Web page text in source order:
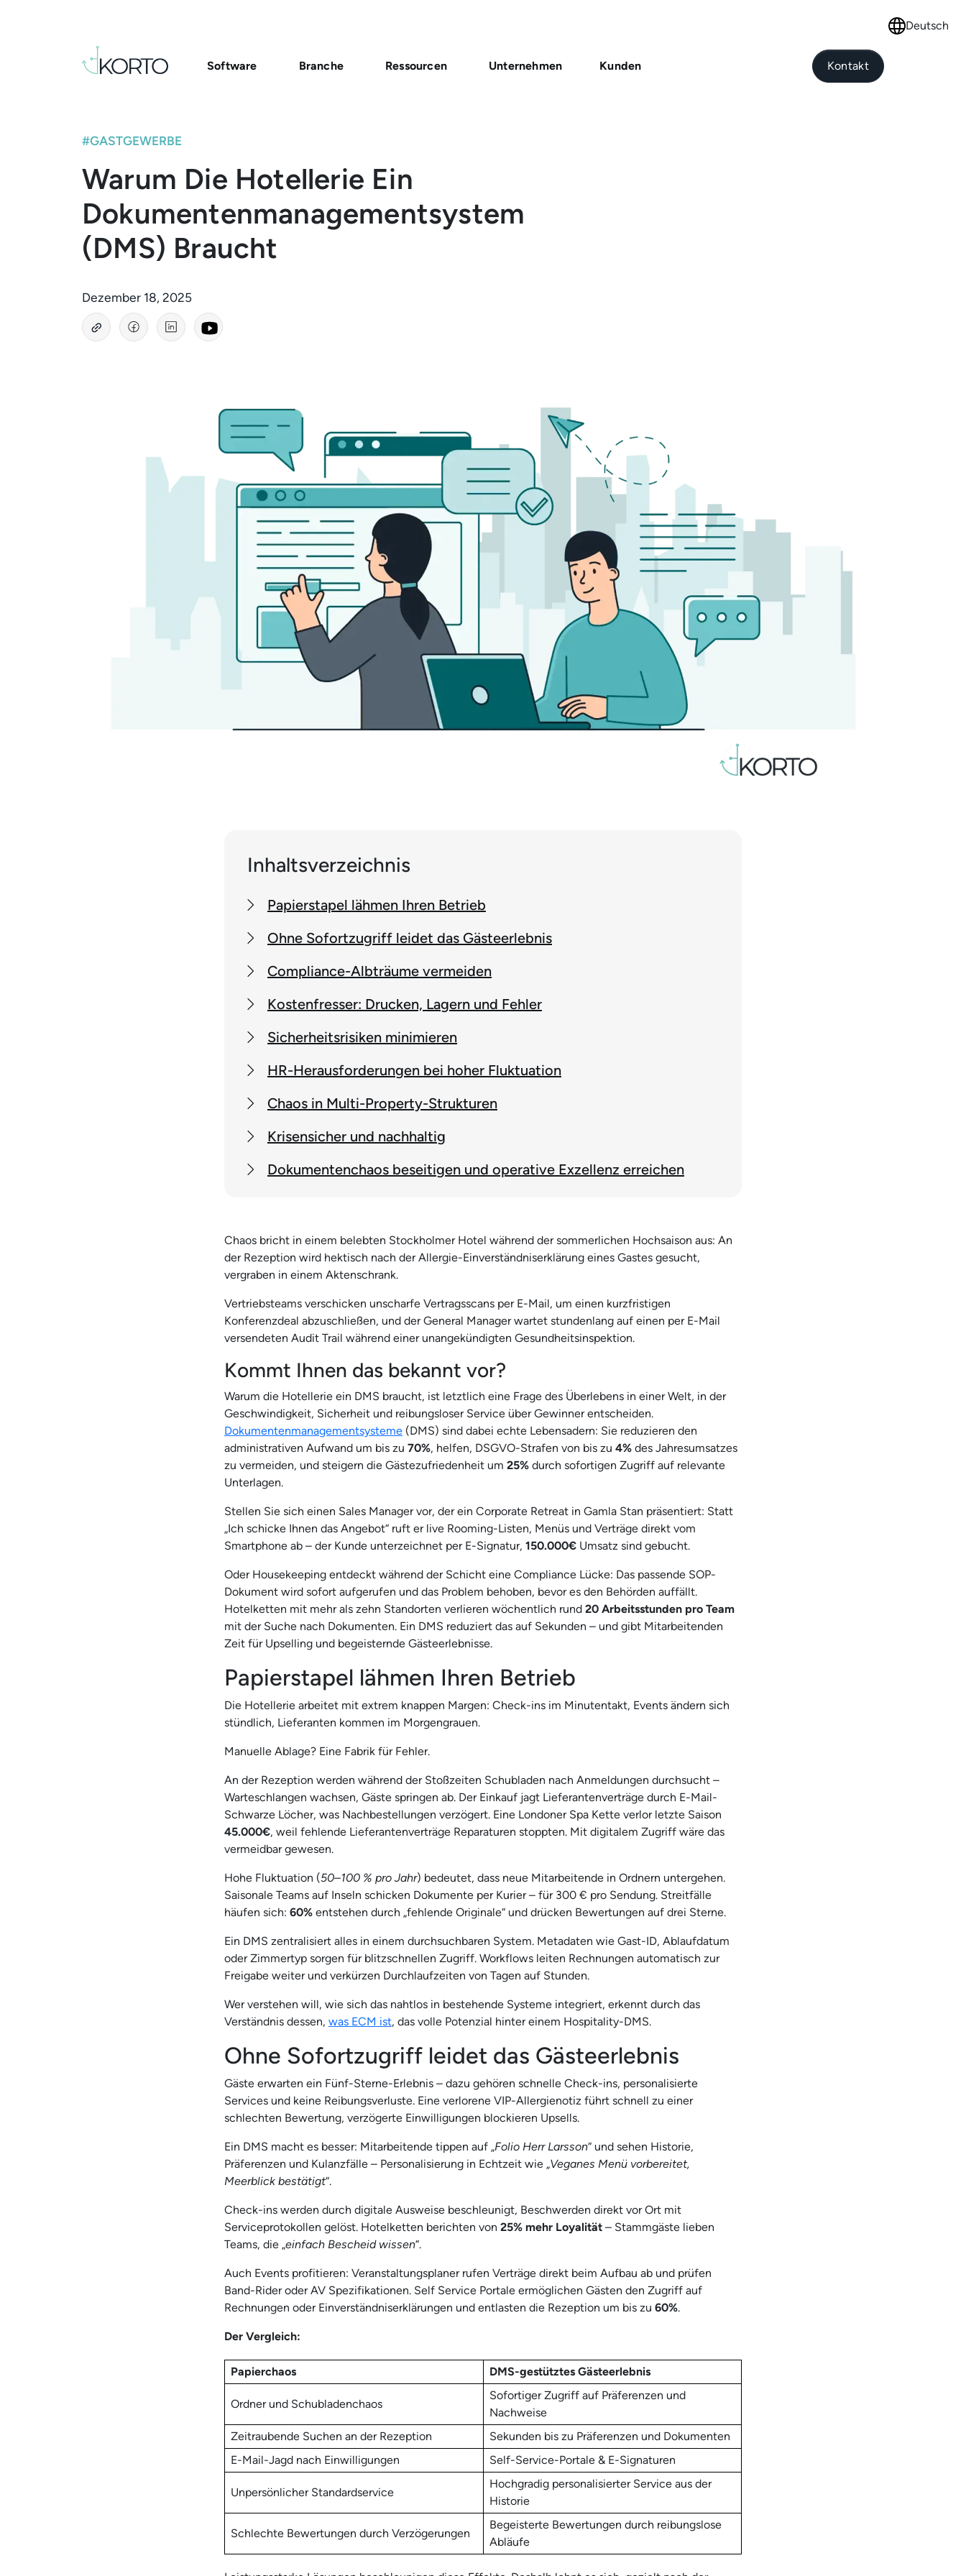
Select
Deutsch
Software Branche Ressourcen Unternehmen Kunden Kontakt
#GASTGEWERBE
Warum Die Hotellerie Ein
Dokumentenmanagementsystem
(DMS) Braucht
Dezember 18, 2025
Inhaltsverzeichnis
Papierstapel lähmen Ihren Betrieb
Ohne Sofortzugriff leidet das Gästeerlebnis
Compliance-Albträume vermeiden
Kostenfresser: Drucken, Lagern und Fehler
Sicherheitsrisiken minimieren
HR-Herausforderungen bei hoher Fluktuation
Chaos in Multi-Property-Strukturen
Krisensicher und nachhaltig
Dokumentenchaos beseitigen und operative Exzellenz erreichen
Chaos bricht in einem belebten Stockholmer Hotel während der sommerlichen Hochsaison aus: An
der Rezeption wird hektisch nach der Allergie-Einverständniserklärung eines Gastes gesucht,
vergraben in einem Aktenschrank.
Vertriebsteams verschicken unscharfe Vertragsscans per E-Mail, um einen kurzfristigen
Konferenzdeal abzuschließen, und der General Manager wartet stundenlang auf einen per E-Mail
versendeten Audit Trail während einer unangekündigten Gesundheitsinspektion.
Kommt Ihnen das bekannt vor?
Warum die Hotellerie ein DMS braucht, ist letztlich eine Frage des Überlebens in einer Welt, in der
Geschwindigkeit, Sicherheit und reibungsloser Service über Gewinner entscheiden.
Dokumentenmanagementsysteme (DMS) sind dabei echte Lebensadern: Sie reduzieren den
administrativen Aufwand um bis zu 70%, helfen, DSGVO-Strafen von bis zu 4% des Jahresumsatzes
zu vermeiden, und steigern die Gästezufriedenheit um 25% durch sofortigen Zugriff auf relevante
Unterlagen.
Stellen Sie sich einen Sales Manager vor, der ein Corporate Retreat in Gamla Stan präsentiert: Statt
„Ich schicke Ihnen das Angebot“ ruft er live Rooming-Listen, Menüs und Verträge direkt vom
Smartphone ab – der Kunde unterzeichnet per E-Signatur, 150.000€ Umsatz sind gebucht.
Oder Housekeeping entdeckt während der Schicht eine Compliance Lücke: Das passende SOP-
Dokument wird sofort aufgerufen und das Problem behoben, bevor es den Behörden auffällt.
Hotelketten mit mehr als zehn Standorten verlieren wöchentlich rund 20 Arbeitsstunden pro Team
mit der Suche nach Dokumenten. Ein DMS reduziert das auf Sekunden – und gibt Mitarbeitenden
Zeit für Upselling und begeisternde Gästeerlebnisse.
Papierstapel lähmen Ihren Betrieb
Die Hotellerie arbeitet mit extrem knappen Margen: Check-ins im Minutentakt, Events ändern sich
stündlich, Lieferanten kommen im Morgengrauen.
Manuelle Ablage? Eine Fabrik für Fehler.
An der Rezeption werden während der Stoßzeiten Schubladen nach Anmeldungen durchsucht –
Warteschlangen wachsen, Gäste springen ab. Der Einkauf jagt Lieferantenverträge durch E-Mail-
Schwarze Löcher, was Nachbestellungen verzögert. Eine Londoner Spa Kette verlor letzte Saison
45.000€, weil fehlende Lieferantenverträge Reparaturen stoppten. Mit digitalem Zugriff wäre das
vermeidbar gewesen.
Hohe Fluktuation (50–100 % pro Jahr) bedeutet, dass neue Mitarbeitende in Ordnern untergehen.
Saisonale Teams auf Inseln schicken Dokumente per Kurier – für 300 € pro Sendung. Streitfälle
häufen sich: 60% entstehen durch „fehlende Originale“ und drücken Bewertungen auf drei Sterne.
Ein DMS zentralisiert alles in einem durchsuchbaren System. Metadaten wie Gast-ID, Ablaufdatum
oder Zimmertyp sorgen für blitzschnellen Zugriff. Workflows leiten Rechnungen automatisch zur
Freigabe weiter und verkürzen Durchlaufzeiten von Tagen auf Stunden.
Wer verstehen will, wie sich das nahtlos in bestehende Systeme integriert, erkennt durch das
Verständnis dessen, was ECM ist, das volle Potenzial hinter einem Hospitality-DMS.
Ohne Sofortzugriff leidet das Gästeerlebnis
Gäste erwarten ein Fünf-Sterne-Erlebnis – dazu gehören schnelle Check-ins, personalisierte
Services und keine Reibungsverluste. Eine verlorene VIP-Allergienotiz führt schnell zu einer
schlechten Bewertung, verzögerte Einwilligungen blockieren Upsells.
Ein DMS macht es besser: Mitarbeitende tippen auf „Folio Herr Larsson“ und sehen Historie,
Präferenzen und Kulanzfälle – Personalisierung in Echtzeit wie „Veganes Menü vorbereitet,
Meerblick bestätigt“.
Check-ins werden durch digitale Ausweise beschleunigt, Beschwerden direkt vor Ort mit
Serviceprotokollen gelöst. Hotelketten berichten von 25% mehr Loyalität – Stammgäste lieben
Teams, die „einfach Bescheid wissen“.
Auch Events profitieren: Veranstaltungsplaner rufen Verträge direkt beim Aufbau ab und prüfen
Band-Rider oder AV Spezifikationen. Self Service Portale ermöglichen Gästen den Zugriff auf
Rechnungen oder Einverständniserklärungen und entlasten die Rezeption um bis zu 60%.
Der Vergleich:
Papierchaos DMS-gestütztes Gästeerlebnis
Ordner und Schubladenchaos
Sofortiger Zugriff auf Präferenzen und
Nachweise
Zeitraubende Suchen an der Rezeption
Sekunden bis zu Präferenzen und Dokumenten
E-Mail-Jagd nach Einwilligungen
Self-Service-Portale & E-Signaturen
Unpersönlicher Standardservice
Hochgradig personalisierter Service aus der
Historie
Schlechte Bewertungen durch Verzögerungen
Begeisterte Bewertungen durch reibungslose
Abläufe